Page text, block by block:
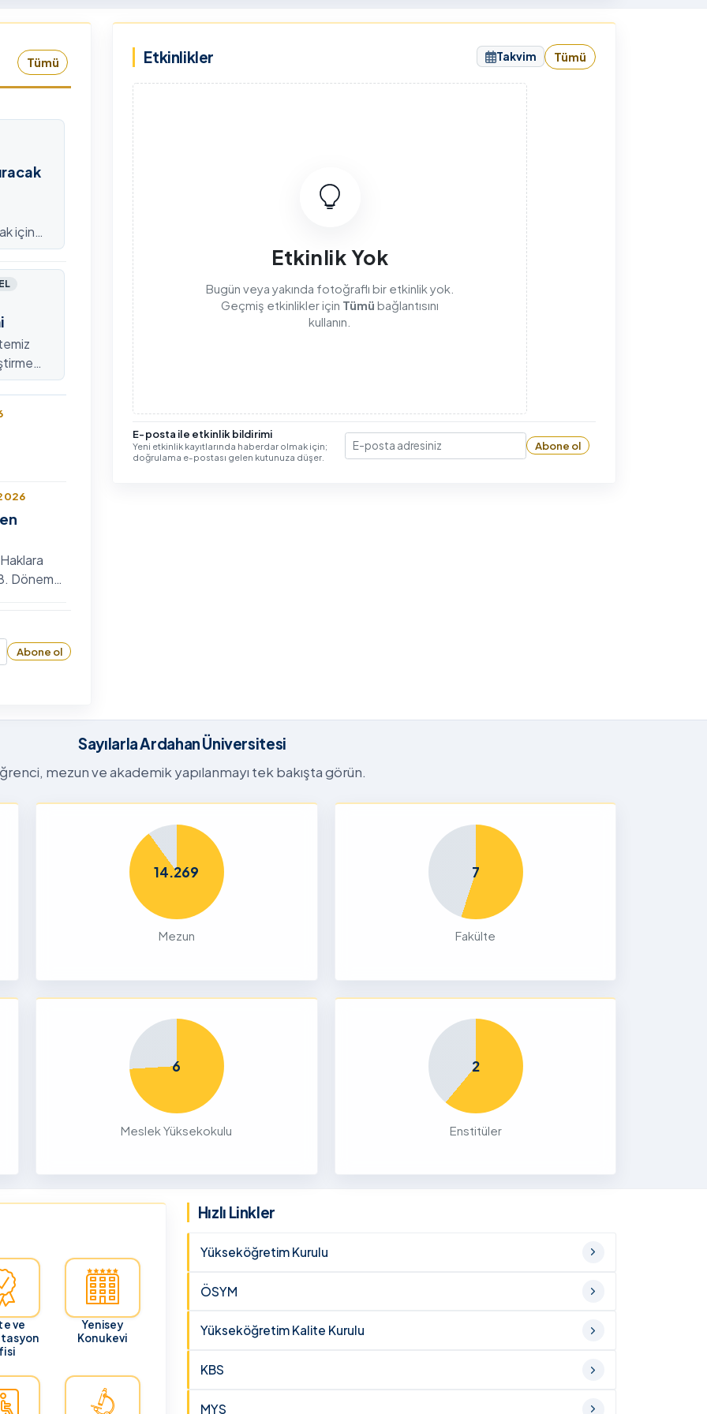
Üniversitesi Yenisey
ev sahipliğinde
akademik katkı ve proje
Tümü
için
Dönem
2027
2026-
ve
ve
Abone ol
Etkinlikler Takvim Tümü
Etkinlik Yok
Bugün veya yakında fotoğraflı bir etkinlik yok.
Geçmiş etkinlikler için Tümü bağlantısını
kullanın.
E-posta ile etkinlik bildirimi
Yeni etkinlik kayıtlarında haberdar olmak için;
doğrulama e-postası gelen kutunuza düşer.
E-posta
Abone ol
Sayılarla Ardahan Üniversitesi
mezun ve akademik yapılanmayı tek bakışta görün.
14.269
Mezun
7
Fakülte
6
Meslek Yüksekokulu
2
Enstitüler
ve
Yenisey
Konukevi
Hızlı Linkler
Yükseköğretim Kurulu
ÖSYM
Yükseköğretim Kalite Kurulu
KBS
MYS